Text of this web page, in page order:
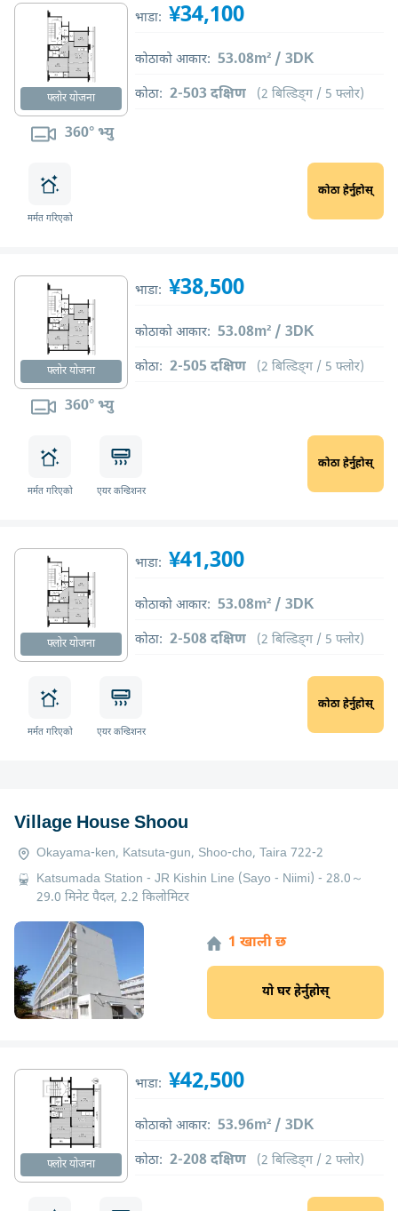
फ्लोर योजना
360° भ्यु
भाडा: ¥34,100
कोठाको आकार: 53.08m² / 3DK
कोठा: 2-503 दक्षिण (2 बिल्डिङ्ग / 5 फ्लोर)
मर्मत गरिएको
कोठा हेर्नुहोस्
फ्लोर योजना
360° भ्यु
भाडा: ¥38,500
कोठाको आकार: 53.08m² / 3DK
कोठा: 2-505 दक्षिण (2 बिल्डिङ्ग / 5 फ्लोर)
मर्मत गरिएको एयर कन्डिशनर
कोठा हेर्नुहोस्
फ्लोर योजना
भाडा: ¥41,300
कोठाको आकार: 53.08m² / 3DK
कोठा: 2-508 दक्षिण (2 बिल्डिङ्ग / 5 फ्लोर)
मर्मत गरिएको एयर कन्डिशनर
कोठा हेर्नुहोस्
Village House Shoou
Okayama-ken, Katsuta-gun, Shoo-cho, Taira 722-2
Katsumada Station - JR Kishin Line (Sayo - Niimi) - 28.0～
29.0 मिनेट पैदल, 2.2 किलोमिटर
1 खाली छ
यो घर हेर्नुहोस्
फ्लोर योजना
भाडा: ¥42,500
कोठाको आकार: 53.96m² / 3DK
कोठा: 2-208 दक्षिण (2 बिल्डिङ्ग / 2 फ्लोर)